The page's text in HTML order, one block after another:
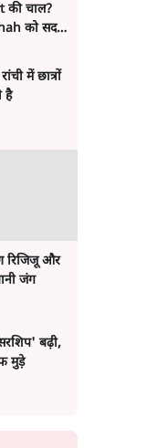
की चाल?
को सदन
Senior
ने इसे
की
बड़ा
में छात्रों
है
रिजिजू और
जंग
बढ़ी,
मुड़े